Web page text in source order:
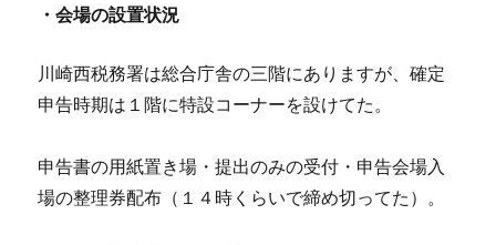
・会場の設置状況
川崎西税務署は総合庁舎の三階にありますが、確定
申告時期は１階に特設コーナーを設けてた。
申告書の用紙置き場・提出のみの受付・申告会場入
場の整理券配布（１４時くらいで締め切ってた）。